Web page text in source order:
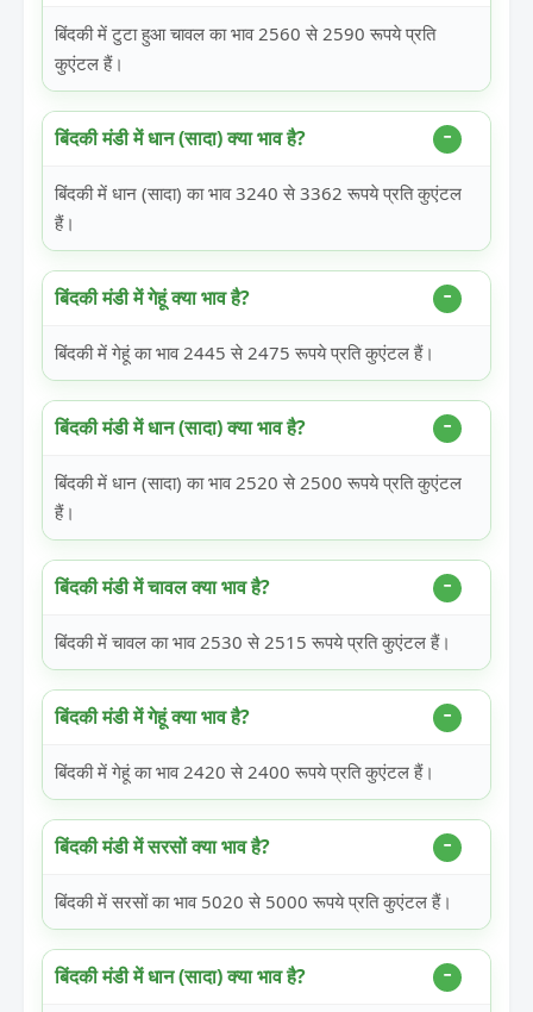
बिंदकी में टुटा हुआ चावल का भाव 2560 से 2590 रूपये प्रति
कुएंटल हैं।
बिंदकी मंडी में धान (सादा) क्या भाव है?
बिंदकी में धान (सादा) का भाव 3240 से 3362 रूपये प्रति कुएंटल
हैं।
बिंदकी मंडी में गेहूं क्या भाव है?
बिंदकी में गेहूं का भाव 2445 से 2475 रूपये प्रति कुएंटल हैं।
बिंदकी मंडी में धान (सादा) क्या भाव है?
बिंदकी में धान (सादा) का भाव 2520 से 2500 रूपये प्रति कुएंटल
हैं।
बिंदकी मंडी में चावल क्या भाव है?
बिंदकी में चावल का भाव 2530 से 2515 रूपये प्रति कुएंटल हैं।
बिंदकी मंडी में गेहूं क्या भाव है?
बिंदकी में गेहूं का भाव 2420 से 2400 रूपये प्रति कुएंटल हैं।
बिंदकी मंडी में सरसों क्या भाव है?
बिंदकी में सरसों का भाव 5020 से 5000 रूपये प्रति कुएंटल हैं।
बिंदकी मंडी में धान (सादा) क्या भाव है?